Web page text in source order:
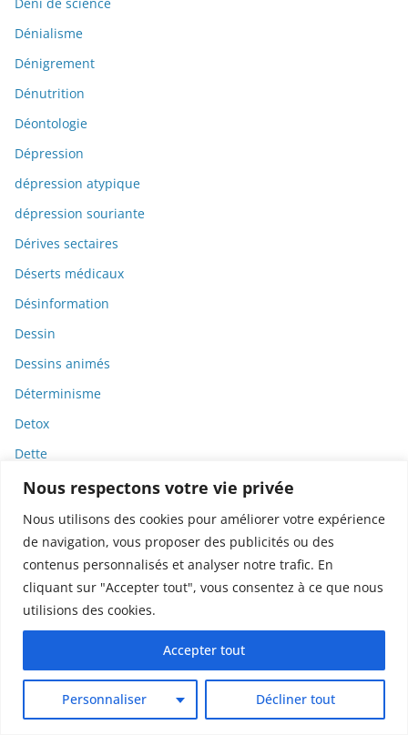
Nous respectons votre vie privée
Nous utilisons des cookies pour améliorer votre expérience
de navigation, vous proposer des publicités ou des
contenus personnalisés et analyser notre trafic. En
cliquant sur "Accepter tout", vous consentez à ce que nous
utilisions des cookies.
Personnaliser Décliner tout
Accepter tout
Dénialisme
Dénigrement
Dénutrition
Déontologie
Dépression
dépression atypique
dépression souriante
Dérives sectaires
Déserts médicaux
Désinformation
Dessin
Dessins animés
Déterminisme
Detox
Dette
Dette immunitaire
Deux-roues
DGCCRF
Diabète
Diagnostic
Didier Raoult
Diffamation
Dignité